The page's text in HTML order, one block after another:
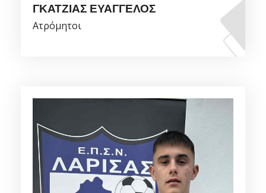
ΓΚΑΤΖΙΑΣ ΕΥΑΓΓΕΛΟΣ
Ατρόμητοι